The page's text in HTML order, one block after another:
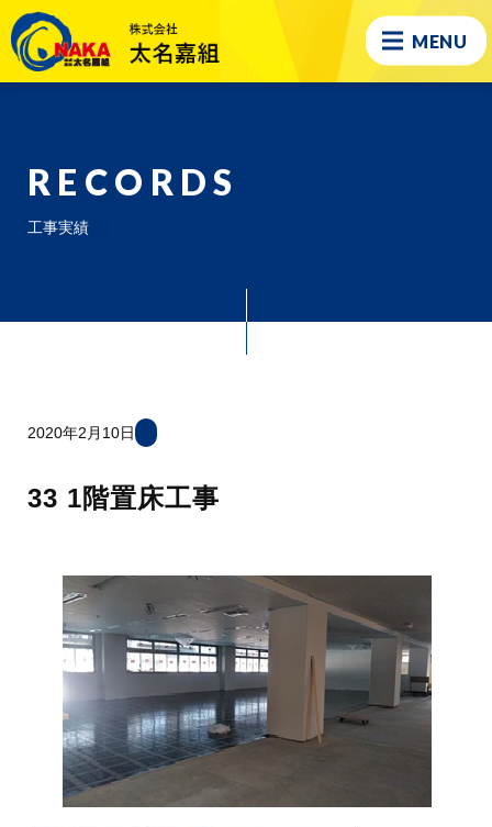
MENU
RECORDS
工事実績
2020年2月10日
33 1階置床工事